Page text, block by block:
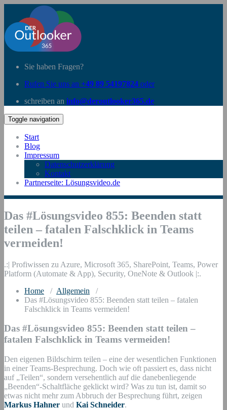
Sie haben Fragen?
Rufen Sie uns an +49 89 54197824 oder
schreiben an info@deroutlooker365.de
Toggle navigation
Start
Blog
Impressum
Datenschutzerklärung
Kontakt
Partnerseite: Lösungsvideo.de
Das #Lösungsvideo 855: Beenden statt
teilen – fatalen Falschklick in Teams
vermeiden!
.:| Profiwissen zu Azure, Microsoft 365, SharePoint, Teams, Power
Platform (Automate & App), Security, OneNote & Outlook |:.
Home / Allgemein /
Das #Lösungsvideo 855: Beenden statt teilen – fatalen
Falschklick in Teams vermeiden!
Das #Lösungsvideo 855: Beenden statt teilen –
fatalen Falschklick in Teams vermeiden!
Den eigenen Bildschirm teilen – eine der wesentlichen Funktionen
in einer Teams-Besprechung. Doch wie oft passiert es, dass nicht
auf „Teilen“, sondern versehentlich auf die danebenliegende
„Beenden“-Schaltfläche geklickt wird? Was zu tun ist, damit so
etwas nicht mehr zum Abbruch der Besprechung führt, zeigen
Markus Hahner und Kai Schneider.